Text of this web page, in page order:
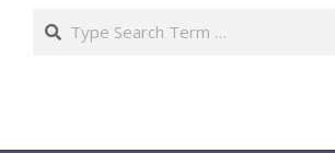
Search